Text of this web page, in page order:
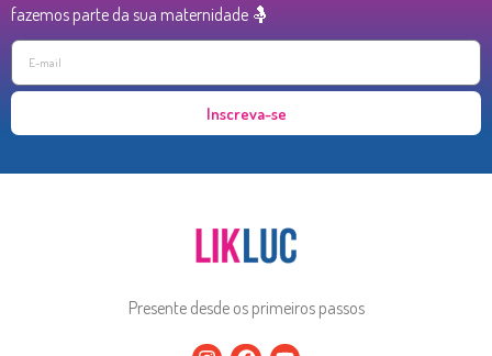
fazemos parte da sua maternidade 🤱
Inscreva-se
Presente desde os primeiros passos